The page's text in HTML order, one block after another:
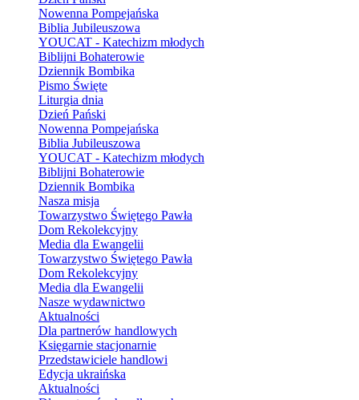
Nowenna Pompejańska
Biblia Jubileuszowa
YOUCAT - Katechizm młodych
Biblijni Bohaterowie
Dziennik Bombika
Pismo Święte
Liturgia dnia
Dzień Pański
Nowenna Pompejańska
Biblia Jubileuszowa
YOUCAT - Katechizm młodych
Biblijni Bohaterowie
Dziennik Bombika
Nasza misja
Towarzystwo Świętego Pawła
Dom Rekolekcyjny
Media dla Ewangelii
Towarzystwo Świętego Pawła
Dom Rekolekcyjny
Media dla Ewangelii
Nasze wydawnictwo
Aktualności
Dla partnerów handlowych
Księgarnie stacjonarnie
Przedstawiciele handlowi
Edycja ukraińska
Aktualności